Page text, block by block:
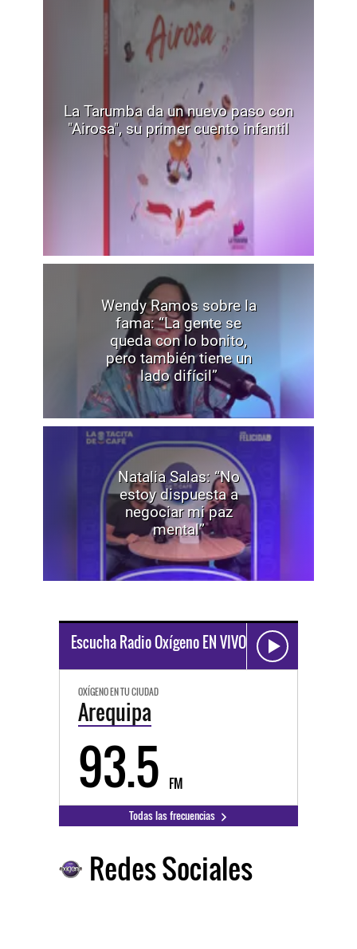
La Tarumba da un nuevo paso con
"Airosa", su primer cuento infantil
Wendy Ramos sobre la
fama: “La gente se
queda con lo bonito,
pero también tiene un
lado difícil”
Natalia Salas: “No
estoy dispuesta a
negociar mi paz
mental”
Escucha Radio Oxígeno EN VIVO
OXÍGENO EN TU CIUDAD
Arequipa
93.5 FM
Todas las frecuencias
Redes Sociales